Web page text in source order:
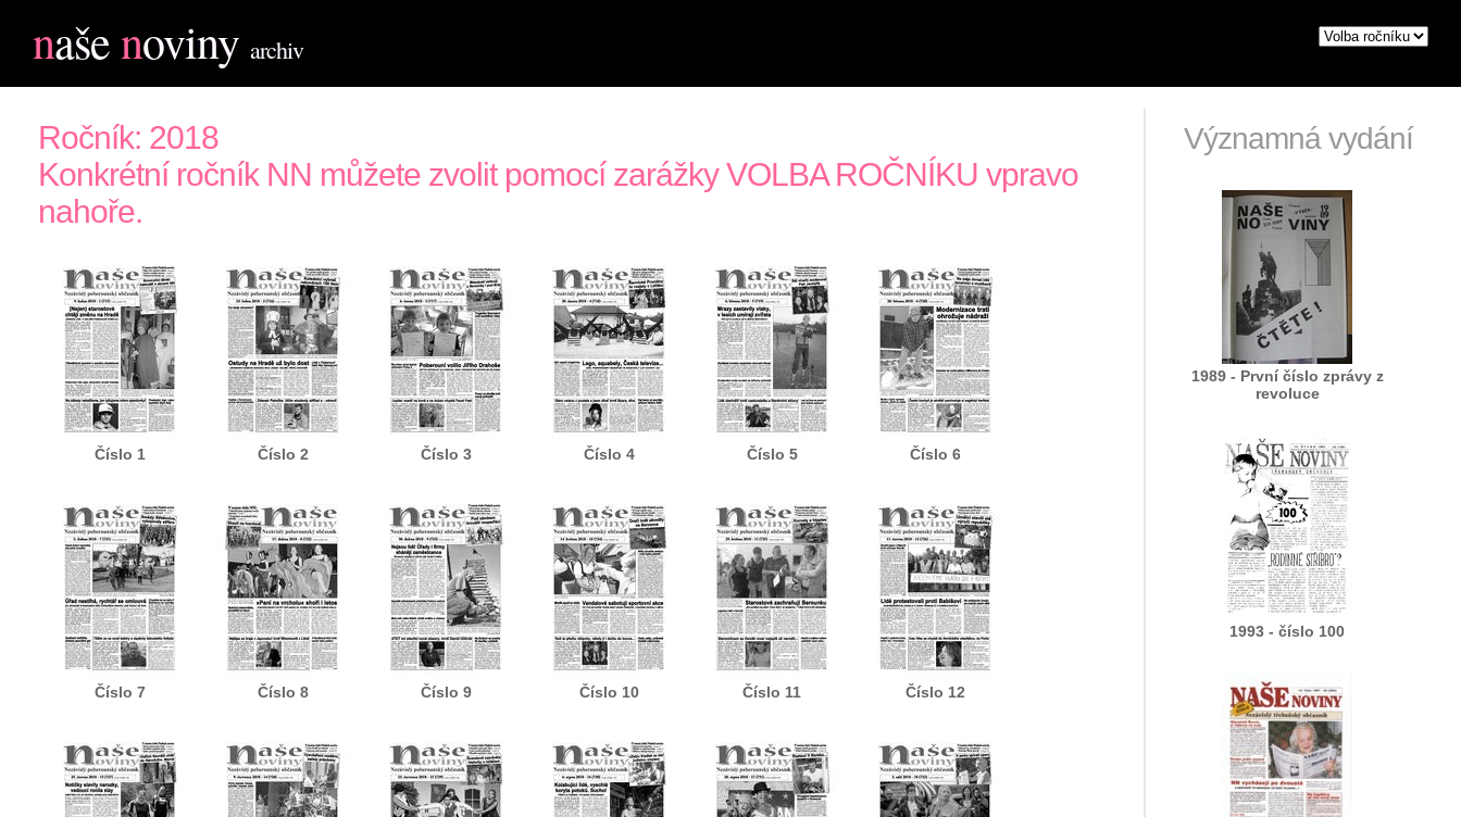
našenoviny archiv
Významná vydání
1989 - První číslo zprávy z
revoluce
1993 - číslo 100
Ročník: 2018
Konkrétní ročník NN můžete zvolit pomocí zarážky VOLBA ROČNÍKU vpravo
nahoře.
Číslo 1 Číslo 2 Číslo 3 Číslo 4 Číslo 5 Číslo 6
Číslo 7 Číslo 8 Číslo 9 Číslo 10 Číslo 11 Číslo 12